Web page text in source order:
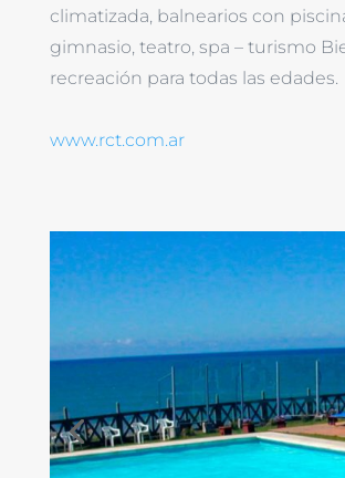
climatizada, balnearios con
gimnasio, teatro, spa – turismo
recreación para todas las edades.
www.rct.com.ar